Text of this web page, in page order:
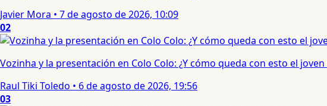
Javier Mora • 7 de agosto de 2026, 10:09
02
Vozinha y la presentación en Colo Colo: ¿Y cómo queda con esto el
Raul Tiki Toledo • 6 de agosto de 2026, 19:56
03